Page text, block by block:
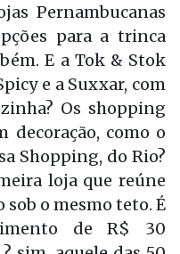
Pernambucanas
para a trinca
E a Tok & Stok
e a Suxxar, com
Os shopping
decoração, como o
Shopping, do Rio?
loja que reúne
o mesmo teto. É
de R$ 30